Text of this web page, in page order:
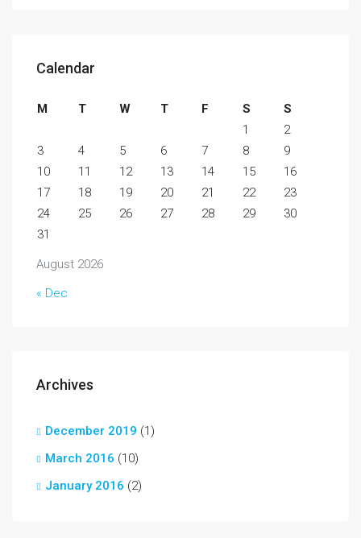
Calendar
August 2026
M T W T F S
S
1
2
3
4 5 6 7 8
9
10
11 12 13 14 15
16
17
18 19 20 21 22
23
24
25 26 27 28 29
30
31
« Dec
Archives
December 2019 (1)
March 2016 (10)
January 2016 (2)